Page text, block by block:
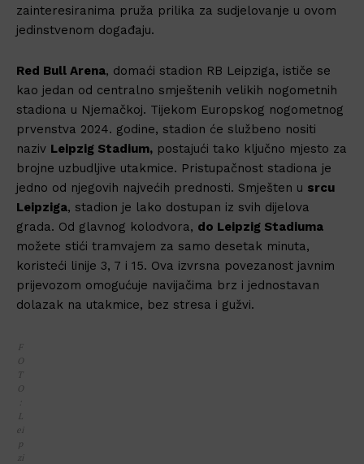
zainteresiranima pruža prilika za sudjelovanje u ovom
jedinstvenom događaju.
Red Bull Arena, domaći stadion RB Leipziga, ističe se
kao jedan od centralno smještenih velikih nogometnih
stadiona u Njemačkoj. Tijekom Europskog nogometnog
prvenstva 2024. godine, stadion će službeno nositi
naziv Leipzig Stadium, postajući tako ključno mjesto za
brojne uzbudljive utakmice. Pristupačnost stadiona je
jedno od njegovih najvećih prednosti. Smješten u srcu
Leipziga, stadion je lako dostupan iz svih dijelova
grada. Od glavnog kolodvora, do Leipzig Stadiuma
možete stići tramvajem za samo desetak minuta,
koristeći linije 3, 7 i 15. Ova izvrsna povezanost javnim
prijevozom omogućuje navijačima brz i jednostavan
dolazak na utakmice, bez stresa i gužvi.
F
O
T
O
L
ei
p
zi